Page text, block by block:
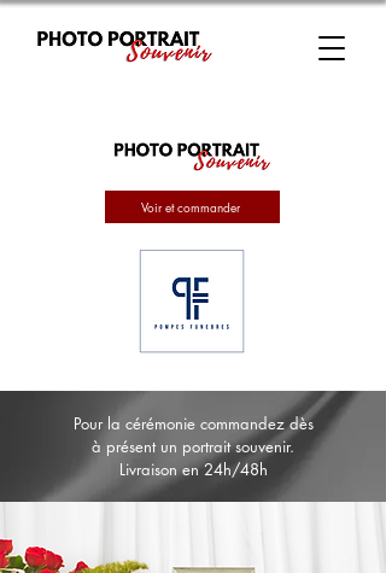
Voir et commander
Pour la cérémonie commandez dès
à présent un portrait souvenir.
Livraison en 24h/48h